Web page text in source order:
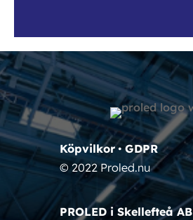
Köpvilkor•GDPR
© 2022 Proled.nu
PROLED i Skellefteå AB